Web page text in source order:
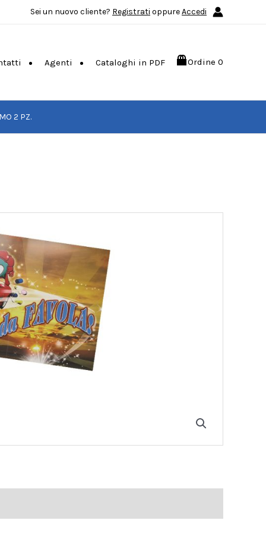
Sei un nuovo cliente? Registrati oppureAccedi
Agenti Cataloghi in PDF Ordine 0
2 PZ.